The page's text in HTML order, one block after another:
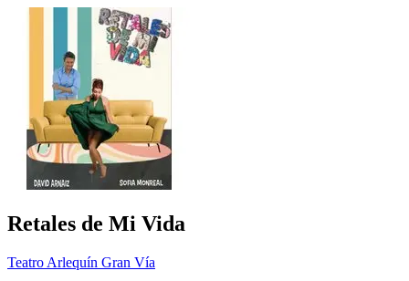
Retales de Mi Vida
Teatro Arlequín Gran Vía